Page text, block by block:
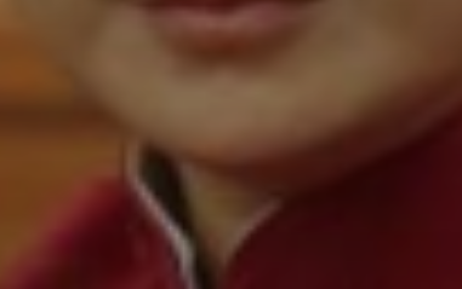
Don't miss out!
Sing up for our newsletter to stay in the